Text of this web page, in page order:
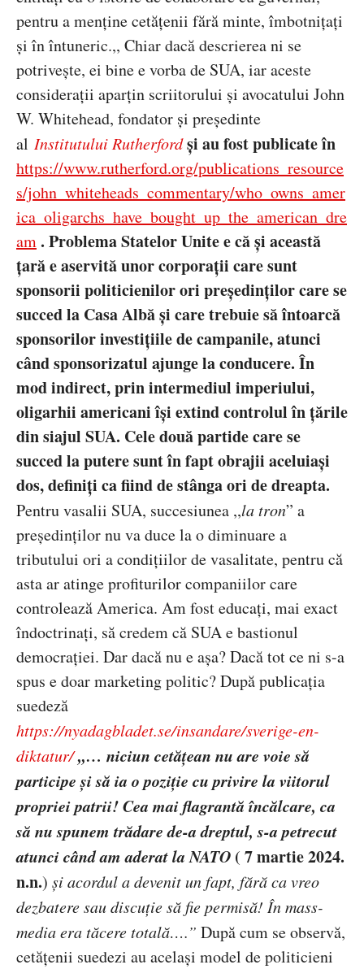
pentru a menține cetățenii fără minte, îmbotnițați
și în întuneric.,, Chiar dacă descrierea ni se
potrivește, ei bine e vorba de SUA, iar aceste
considerații aparțin scriitorului și avocatului John
W. Whitehead, fondator și președinte
al Institutului Rutherfordși au fost publicate în
https://www.rutherford.org/publications_resource
s/john_whiteheads_commentary/who_owns_amer
ica_oligarchs_have_bought_up_the_american_dre
am . Problema Statelor Unite e că și această
țară e aservită unor corporații care sunt
sponsorii politicienilor ori președinților care se
succed la Casa Albă și care trebuie să întoarcă
sponsorilor investițiile de campanile, atunci
când sponsorizatul ajunge la conducere. În
mod indirect, prin intermediul imperiului,
oligarhii americani își extind controlul în țările
din siajul SUA. Cele două partide care se
succed la putere sunt în fapt obrajii aceluiași
dos, definiți ca fiind de stânga ori de dreapta.
Pentru vasalii SUA, succesiunea ,,la tron” a
președinților nu va duce la o diminuare a
tributului ori a condițiilor de vasalitate, pentru că
asta ar atinge profiturilor companiilor care
controlează America. Am fost educați, mai exact
îndoctrinați, să credem că SUA e bastionul
democrației. Dar dacă nu e așa? Dacă tot ce ni s-a
spus e doar marketing politic? După publicația
suedeză
https://nyadagbladet.se/insandare/sverige-en-
diktatur/,,… niciun cetățean nu are voie să
participe și să ia o poziție cu privire la viitorul
propriei patrii! Cea mai flagrantă încălcare, ca
să nu spunem trădare de-a dreptul, s-a petrecut
atunci când am aderat la NATO ( 7 martie 2024.
n.n.) și acordul a devenit un fapt, fără ca vreo
dezbatere sau discuție să fie permisă! În mass-
media era tăcere totală….” După cum se observă,
cetățenii suedezi au același model de politicieni